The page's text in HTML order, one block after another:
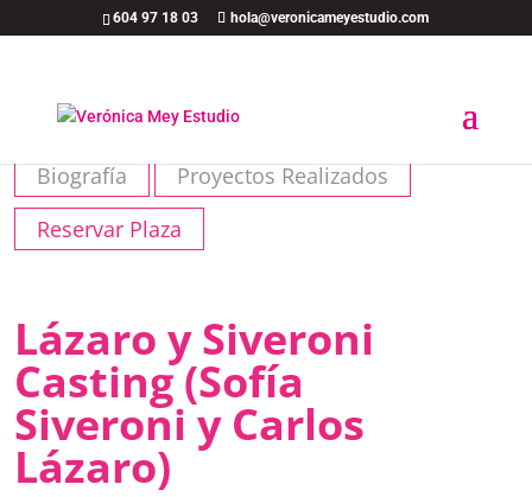
604 97 18 03 hola@veronicameyestudio.com
Biografía
Proyectos Realizados
Reservar Plaza
Lázaro y Siveroni
Casting (Sofía
Siveroni y Carlos
Lázaro)